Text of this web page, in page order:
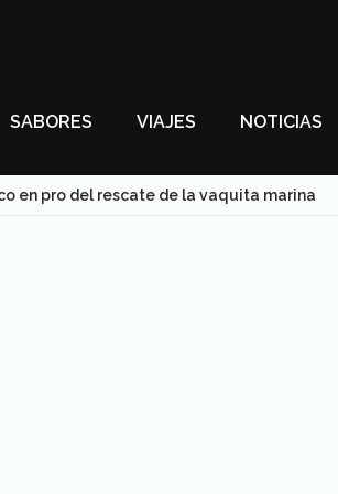
SABORES VIAJES NOTICIAS
en pro del rescate de la vaquita marina